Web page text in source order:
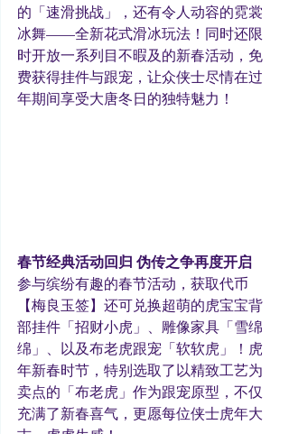
的「速滑挑战」，还有令人动容的霓裳
冰舞——全新花式滑冰玩法！同时还限
时开放一系列目不暇及的新春活动，免
费获得挂件与跟宠，让众侠士尽情在过
年期间享受大唐冬日的独特魅力！
春节经典活动回归 伪传之争再度开启
参与缤纷有趣的春节活动，获取代币
【梅良玉签】还可兑换超萌的虎宝宝背
部挂件「招财小虎」、雕像家具「雪绵
绵」、以及布老虎跟宠「软软虎」！虎
年新春时节，特别选取了以精致工艺为
卖点的「布老虎」作为跟宠原型，不仅
充满了新春喜气，更愿每位侠士虎年大